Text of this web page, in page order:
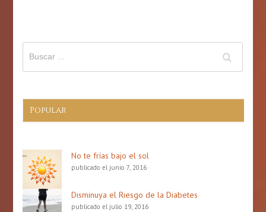
Popular
No te frías bajo el sol
publicado el junio 7, 2016
Disminuya el Riesgo de la Diabetes
publicado el julio 19, 2016